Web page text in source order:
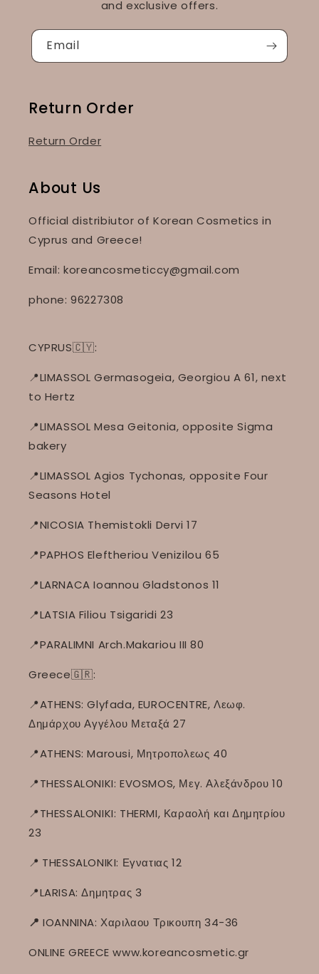
and exclusive offers.
Email
Return Order
Return Order
About Us
Official distribiutor of Korean Cosmetics in
Cyprus and Greece!
Email: koreancosmeticcy@gmail.com
phone: 96227308
CYPRUS🇨🇾:
📍LIMASSOL Germasogeia, Georgiou A 61, next
to Hertz
📍LIMASSOL Mesa Geitonia, opposite Sigma
bakery
📍LIMASSOL Agios Tychonas, opposite Four
Seasons Hotel
📍NICOSIA Themistokli Dervi 17
📍PAPHOS Eleftheriou Venizilou 65
📍LARNACA Ioannou Gladstonos 11
📍LATSIA Filiou Tsigaridi 23
📍PARALIMNI Arch.Makariou III 80
Greece🇬🇷:
📍ATHENS: Glyfada, EUROCENTRE, Λεωφ.
Δημάρχου Αγγέλου Μεταξά 27
📍ATHENS: Marousi, Μητροπολεως 40
📍THESSALONIKI: EVOSMOS, Μεγ. Αλεξάνδρου 10
📍THESSALONIKI: THERMI, Καραολή και Δημητρίου
23
📍 THESSALONIKI: Εγνατιας 12
📍LARISA: Δημητρας 3
📍 IOANNINA: Χαριλαου Τρικουπη 34-36
ONLINE GREECE www.koreancosmetic.gr